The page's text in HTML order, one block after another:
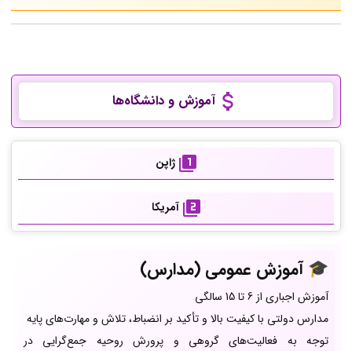
آموزش و دانشگاه‌ها
ژاپن
آمریکا
🎓 آموزش عمومی (مدارس)
آموزش اجباری از 6 تا 15 سالگی
مدارس دولتی با کیفیت بالا و تأکید بر انضباط، تلاش و مهارت‌های پایه
توجه به فعالیت‌های گروهی و پرورش روحیه جمع‌گرایی در